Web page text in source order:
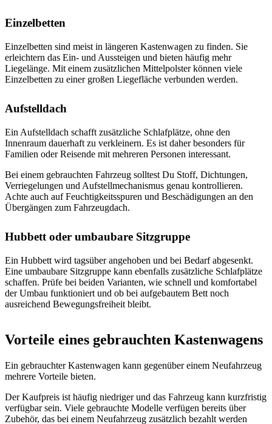
Einzelbetten
Einzelbetten sind meist in längeren Kastenwagen zu finden. Sie
erleichtern das Ein- und Aussteigen und bieten häufig mehr
Liegelänge. Mit einem zusätzlichen Mittelpolster können viele
Einzelbetten zu einer großen Liegefläche verbunden werden.
Aufstelldach
Ein Aufstelldach schafft zusätzliche Schlafplätze, ohne den
Innenraum dauerhaft zu verkleinern. Es ist daher besonders für
Familien oder Reisende mit mehreren Personen interessant.
Bei einem gebrauchten Fahrzeug solltest Du Stoff, Dichtungen,
Verriegelungen und Aufstellmechanismus genau kontrollieren.
Achte auch auf Feuchtigkeitsspuren und Beschädigungen an den
Übergängen zum Fahrzeugdach.
Hubbett oder umbaubare Sitzgruppe
Ein Hubbett wird tagsüber angehoben und bei Bedarf abgesenkt.
Eine umbaubare Sitzgruppe kann ebenfalls zusätzliche Schlafplätze
schaffen. Prüfe bei beiden Varianten, wie schnell und komfortabel
der Umbau funktioniert und ob bei aufgebautem Bett noch
ausreichend Bewegungsfreiheit bleibt.
Vorteile eines gebrauchten Kastenwagens
Ein gebrauchter Kastenwagen kann gegenüber einem Neufahrzeug
mehrere Vorteile bieten.
Der Kaufpreis ist häufig niedriger und das Fahrzeug kann kurzfristig
verfügbar sein. Viele gebrauchte Modelle verfügen bereits über
Zubehör, das bei einem Neufahrzeug zusätzlich bezahlt werden